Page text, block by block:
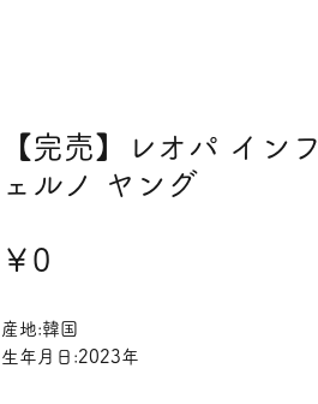
【完売】レオパ インフ
ェルノ ヤング
￥0
格
産地:韓国
生年月日:2023年